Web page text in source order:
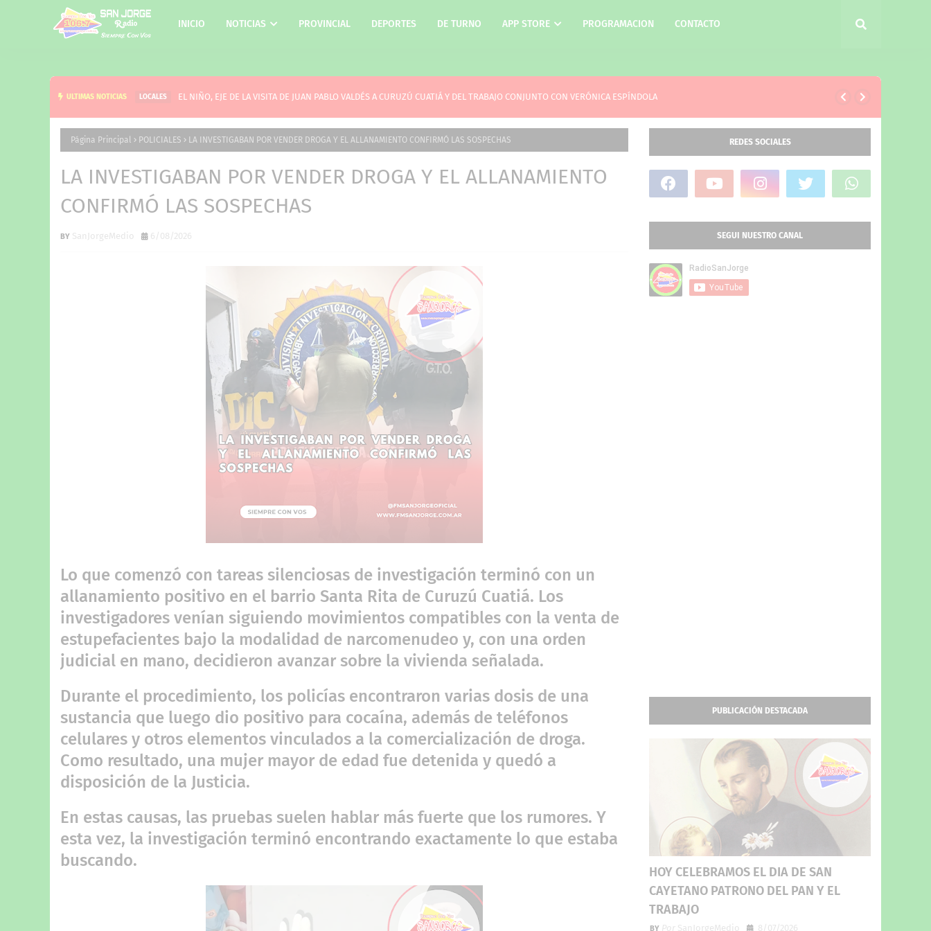
INICIO NOTICIAS PROVINCIAL DEPORTES DE TURNO APP STORE PROGRAMACION CONTACTO
ULTIMAS NOTICIAS LOCALES EL NIÑO, EJE DE LA VISITA DE JUAN PABLO VALDÉS A CURUZÚ CUATIÁ Y DEL TRABAJO CONJUNTO CON VERÓNICA ESPÍNDOLA
Página Principal POLICIALES LA INVESTIGABAN POR VENDER DROGA Y EL ALLANAMIENTO CONFIRMÓ LAS SOSPECHAS
LA INVESTIGABAN POR VENDER DROGA Y EL ALLANAMIENTO
CONFIRMÓ LAS SOSPECHAS
SanJorgeMedio 6/08/2026
Lo que comenzó con tareas silenciosas de investigación terminó con un
allanamiento positivo en el barrio Santa Rita de Curuzú Cuatiá. Los
investigadores venían siguiendo movimientos compatibles con la venta de
estupefacientes bajo la modalidad de narcomenudeo y, con una orden
judicial en mano, decidieron avanzar sobre la vivienda señalada.
Durante el procedimiento, los policías encontraron varias dosis de una
sustancia que luego dio positivo para cocaína, además de teléfonos
celulares y otros elementos vinculados a la comercialización de droga.
Como resultado, una mujer mayor de edad fue detenida y quedó a
disposición de la Justicia.
En estas causas, las pruebas suelen hablar más fuerte que los rumores. Y
esta vez, la investigación terminó encontrando exactamente lo que estaba
buscando.
REDES SOCIALES
SEGUI NUESTRO CANAL
PUBLICACIÓN DESTACADA
HOY CELEBRAMOS EL DIA DE SAN
CAYETANO PATRONO DEL PAN Y EL
TRABAJO
Por SanJorgeMedio 8/07/2026